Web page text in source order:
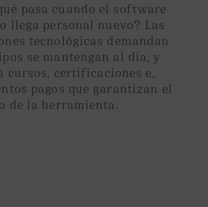
pasa cuando el software
llega personal nuevo? Las
tecnológicas demandan
se mantengan al día, y
cursos, certificaciones e,
pagos que garantizan el
de la herramienta.